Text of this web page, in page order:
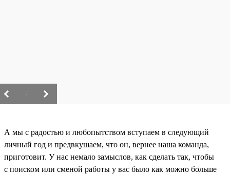
А мы с радостью и любопытством вступаем в следующий
личный год и предвкушаем, что он, вернее наша команда,
приготовит. У нас немало замыслов, как сделать так, чтобы
с поиском или сменой работы у вас было как можно больше